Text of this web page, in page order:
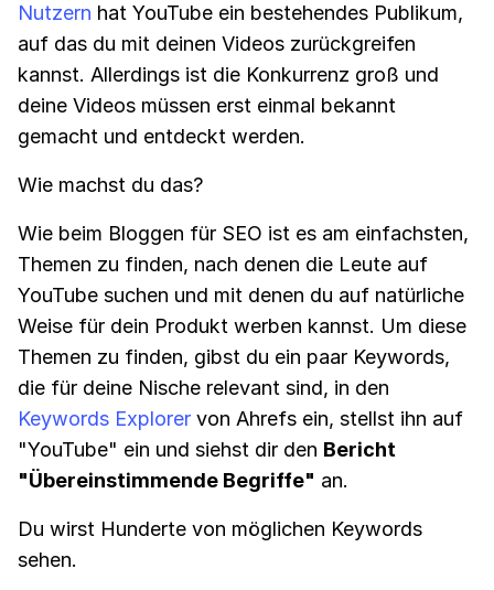
Nutzern hat YouTube ein bestehendes Publikum,
auf das du mit deinen Videos zurückgreifen
kannst. Allerdings ist die Konkurrenz groß und
deine Videos müssen erst einmal bekannt
gemacht und entdeckt werden.
Wie machst du das?
Wie beim Bloggen für SEO ist es am einfachsten,
Themen zu finden, nach denen die Leute auf
YouTube suchen und mit denen du auf natürliche
Weise für dein Produkt werben kannst. Um diese
Themen zu finden, gibst du ein paar Keywords,
die für deine Nische relevant sind, in den
Keywords Explorer von Ahrefs ein, stellst ihn auf
"YouTube" ein und siehst dir den Bericht
"Übereinstimmende Begriffe" an.
Du wirst Hunderte von möglichen Keywords
sehen.